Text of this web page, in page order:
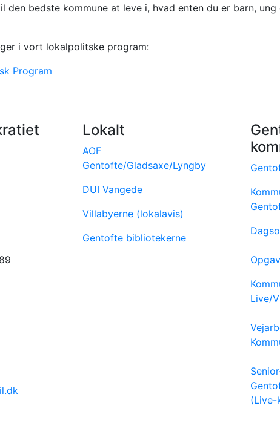
den bedste kommune at leve i, hvad enten du er barn, ung
i vort lokalpolitske program:
Program
Lokalt
AOF
Gentofte/Gladsaxe/Lyngby
DUI Vangede
Villabyerne (lokalavis)
Gentofte bibliotekerne
Live/
(Live-